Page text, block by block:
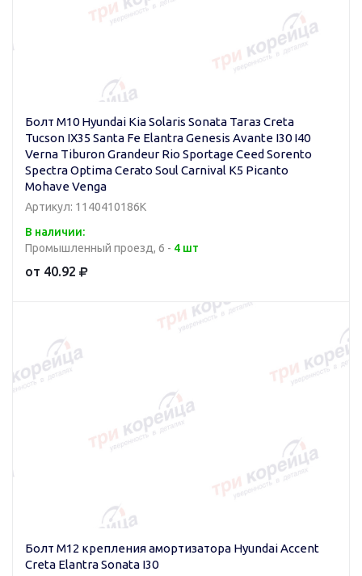
Болт M10 Hyundai Kia Solaris Sonata Тагаз Creta
Tucson IX35 Santa Fe Elantra Genesis Avante I30 I40
Verna Tiburon Grandeur Rio Sportage Ceed Sorento
Spectra Optima Cerato Soul Carnival K5 Picanto
Mohave Venga
Артикул: 1140410186K
В наличии:
Промышленный проезд, 6 - 4 шт
от 40.92
Болт M12 крепления амортизатора Hyundai Accent
Creta Elantra Sonata I30